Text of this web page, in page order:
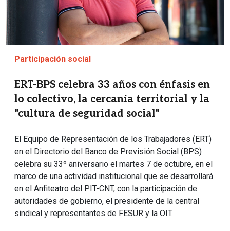
Participación social
ERT-BPS celebra 33 años con énfasis en
lo colectivo, la cercanía territorial y la
"cultura de seguridad social"
El Equipo de Representación de los Trabajadores (ERT)
en el Directorio del Banco de Previsión Social (BPS)
celebra su 33º aniversario el martes 7 de octubre, en el
marco de una actividad institucional que se desarrollará
en el Anfiteatro del PIT-CNT, con la participación de
autoridades de gobierno, el presidente de la central
sindical y representantes de FESUR y la OIT.